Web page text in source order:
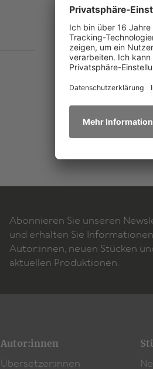
4D / 4H
Abonnieren Sie unseren
und erhalten Sie
Autor:innen, neuen Stücken
aktuellen Produktionen.
Autor:innen
Übersetzer:innen